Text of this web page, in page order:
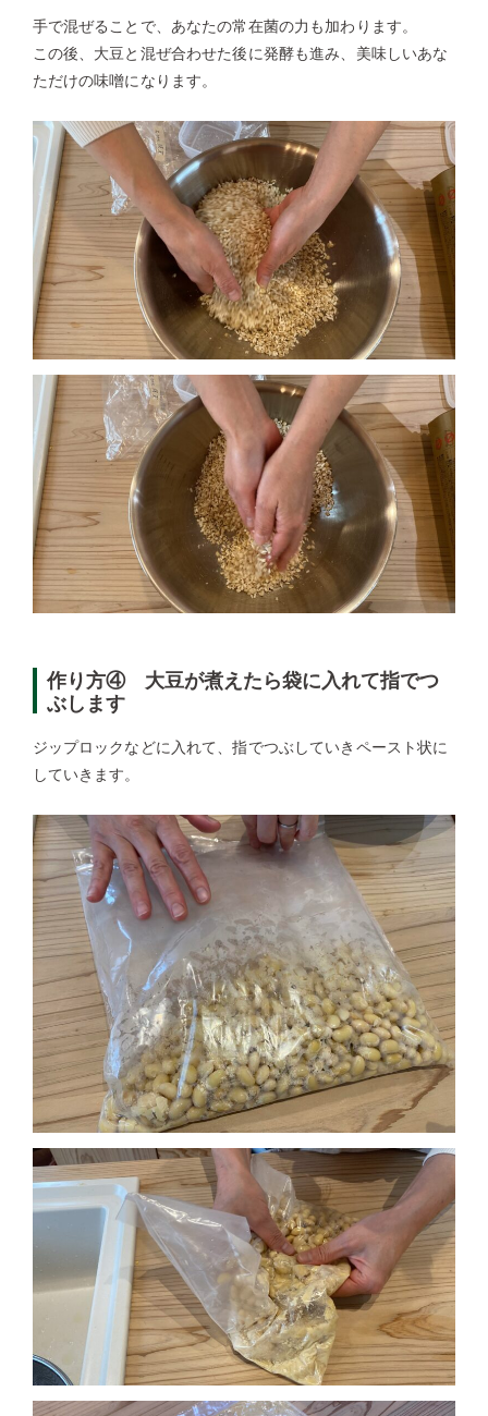
手で混ぜることで、あなたの常在菌の力も加わります。
この後、大豆と混ぜ合わせた後に発酵も進み、美味しいあな
ただけの味噌になります。
作り方④ 大豆が煮えたら袋に入れて指でつ
ぶします
ジップロックなどに入れて、指でつぶしていきペースト状に
していきます。